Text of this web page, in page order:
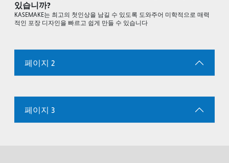
있습니까?
KASEMAKE는 최고의 첫인상을 남길 수 있도록 도와주어 미학적으로 매력
적인 포장 디자인을 빠르고 쉽게 만들 수 있습니다
페이지 2
페이지 3